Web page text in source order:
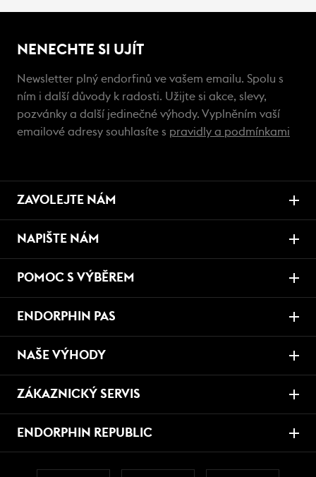
NENECHTE SI UJÍT
Newsletter plný endorfinů ve vašem emailu. Spolu s
ním i další důvody k radosti. Užijte si akce, slevy,
pozvánky a další jedinečné výhody. Vyplněním vaší
emailové adresy souhlasíte s pravidly a podmínkami
ZAVOLEJTE NÁM
NAPIŠTE NÁM
POMOC S VÝBĚREM
ENDORPHIN PAS
NAŠE VÝHODY
ZÁKAZNICKÝ SERVIS
ENDORPHIN REPUBLIC